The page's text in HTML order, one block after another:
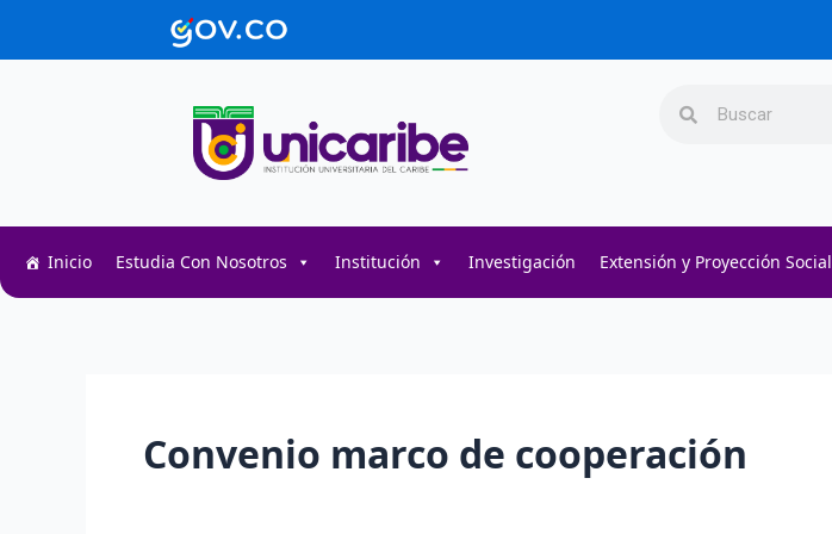
Inicio Estudia Con Nosotros Institución Investigación Extensión y Proyección Social
Convenio marco de cooperación